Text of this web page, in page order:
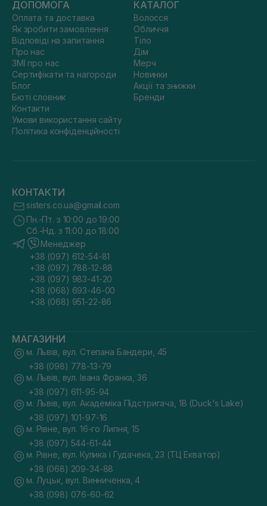
ДОПОМОГА
Оплата та доставка
Як зробити замовлення
Відповіді на запитання
Про нас
ЗМІ про нас
Сертифікати та нагороди
Блог
Бюті словник
Контакти
Умови використання сайту
Політика конфіденційності
КАТАЛОГ
Волосся
Обличчя
Тіло
Дім
Мерч
Новинки
Акції та знижки
Бренди
КОНТАКТИ
sisters.co.ua@gmail.com
Пн.-Пт. з 10:00 до 19:00
Сб.-Нд. з 11:00 до 18:00
Менеджер
+38 (097) 612-54-81
+38 (097) 788-12-88
+38 (097) 983-41-20
+38 (068) 693-46-00
+38 (068) 951-22-86
МАГАЗИНИ
м. Львів, вул. Степана Бандери, 45
+38 (098) 778-13-79
м. Львів, вул. Івана Франка, 36
+38 (097) 611-95-94
м. Львів, вул. Академіка Підстригача, 1В (Duck's Lake)
+38 (097) 101-97-16
м. Рівне, вул. 16-го Липня, 15
+38 (097) 544-61-44
м. Рівне, вул. Кулика і Гудачека, 23 (ТЦ Екватор)
+38 (068) 209-34-88
м. Луцьк, вул. Винниченка, 4
+38 (098) 076-60-62